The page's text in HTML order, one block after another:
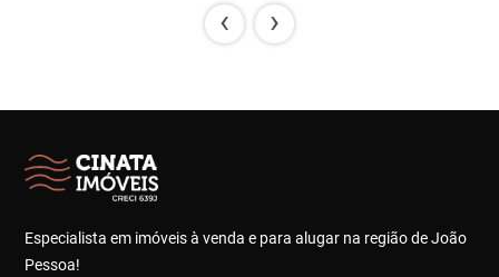
‹ ›
Especialista em imóveis à venda e para alugar na região de João
Pessoa!